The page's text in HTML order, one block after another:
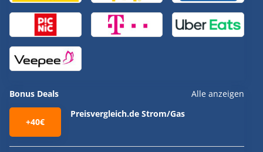
Bonus Deals Alle anzeigen
+40€
Preisvergleich.de Strom/Gas